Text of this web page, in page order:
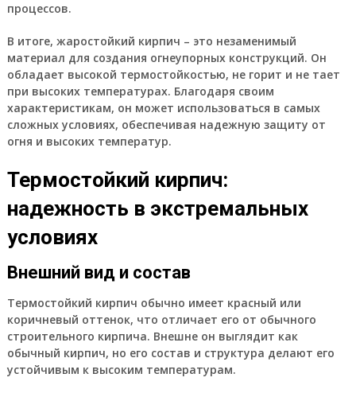
процессов.
В итоге, жаростойкий кирпич – это незаменимый
материал для создания огнеупорных конструкций. Он
обладает высокой термостойкостью, не горит и не тает
при высоких температурах. Благодаря своим
характеристикам, он может использоваться в самых
сложных условиях, обеспечивая надежную защиту от
огня и высоких температур.
Термостойкий кирпич:
надежность в экстремальных
условиях
Внешний вид и состав
Термостойкий кирпич обычно имеет красный или
коричневый оттенок, что отличает его от обычного
строительного кирпича. Внешне он выглядит как
обычный кирпич, но его состав и структура делают его
устойчивым к высоким температурам.